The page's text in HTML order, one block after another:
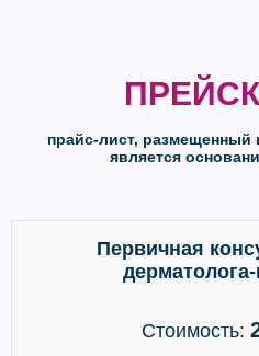
прайс-лист, размещенный
является
Первичная
Стоимость: